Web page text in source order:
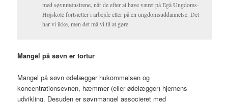
med søvnmønstrene, når de efter at have været på Egå Ungdoms-
Højskole fortsætter i arbejde eller på en ungdomsuddannelse. Det
har vi ikke, men det må vi til at gøre.
Mangel på søvn er tortur
Mangel på søvn ødelægger hukommelsen og
koncentrationsevnen, hæmmer (eller ødelægger) hjernens
udvikling. Desuden er søvnmangel associeret med